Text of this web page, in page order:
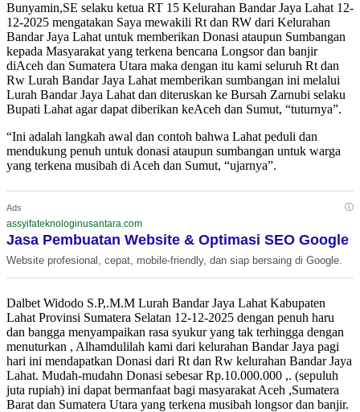
Bunyamin,SE selaku ketua RT 15 Kelurahan Bandar Jaya Lahat 12-
12-2025 mengatakan Saya mewakili Rt dan RW dari Kelurahan
Bandar Jaya Lahat untuk memberikan Donasi ataupun Sumbangan
kepada Masyarakat yang terkena bencana Longsor dan banjir
diAceh dan Sumatera Utara maka dengan itu kami seluruh Rt dan
Rw Lurah Bandar Jaya Lahat memberikan sumbangan ini melalui
Lurah Bandar Jaya Lahat dan diteruskan ke Bursah Zarnubi selaku
Bupati Lahat agar dapat diberikan keAceh dan Sumut, “tuturnya”.
“Ini adalah langkah awal dan contoh bahwa Lahat peduli dan
mendukung penuh untuk donasi ataupun sumbangan untuk warga
yang terkena musibah di Aceh dan Sumut, “ujarnya”.
Ads ⓘ
assyifateknologinusantara.com
Jasa Pembuatan Website & Optimasi SEO Google
Website profesional, cepat, mobile-friendly, dan siap bersaing di Google.
Dalbet Widodo S.P,.M.M Lurah Bandar Jaya Lahat Kabupaten
Lahat Provinsi Sumatera Selatan 12-12-2025 dengan penuh haru
dan bangga menyampaikan rasa syukur yang tak terhingga dengan
menuturkan , Alhamdulilah kami dari kelurahan Bandar Jaya pagi
hari ini mendapatkan Donasi dari Rt dan Rw kelurahan Bandar Jaya
Lahat. Mudah-mudahn Donasi sebesar Rp.10.000.000 ,. (sepuluh
juta rupiah) ini dapat bermanfaat bagi masyarakat Aceh ,Sumatera
Barat dan Sumatera Utara yang terkena musibah longsor dan banjir.